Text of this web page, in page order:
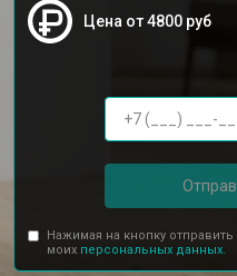
Цена от 4800 руб
Нажимая на кнопку
моих персональных данных.